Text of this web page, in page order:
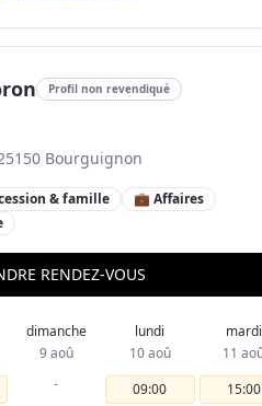
Profil non revendiqué
Bourguignon
& famille
💼 Affaires
RENDEZ-VOUS
dimanche
9 aoû
-
lundi
10 aoû
09:00
mardi
11
15:00